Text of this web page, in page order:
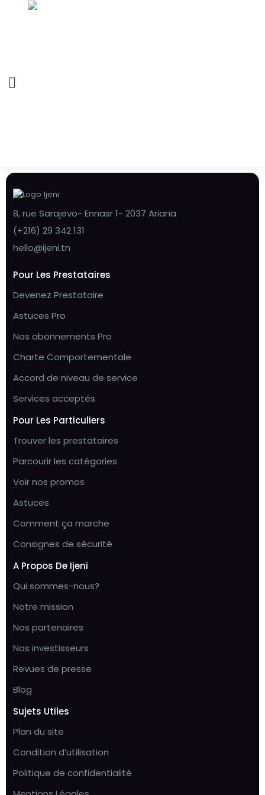
8, rue Sarajevo- Ennasr 1- 2037 Ariana
(+216) 29 342 131
hello@ijeni.tn
Pour Les Prestataires
Devenez Prestataire
Astuces Pro
Nos abonnements Pro
Charte Comportementale
Accord de niveau de service
Services acceptés
Pour Les Particuliers
Trouver les prestataires
Parcourir les catégories
Voir nos promos
Astuces
Comment ça marche
Consignes de sécurité
A Propos De Ijeni
Qui sommes-nous?
Notre mission
Nos partenaires
Nos investisseurs
Revues de presse
Blog
Sujets Utiles
Plan du site
Condition d’utilisation
Politique de confidentialité